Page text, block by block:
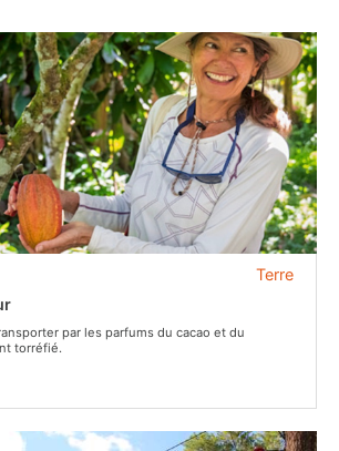
Terre
par les parfums du cacao et du
torréfié.